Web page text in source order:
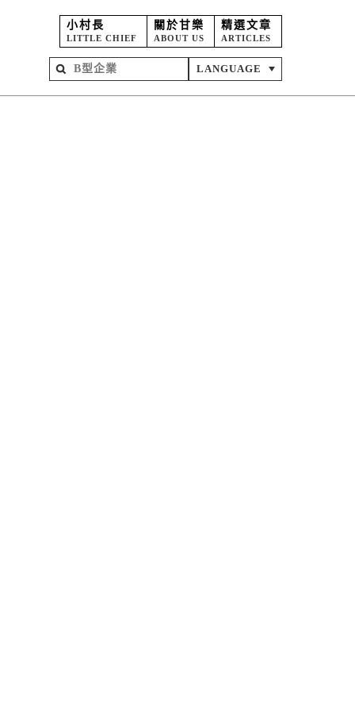
小村長
LITTLE CHIEF
關於甘樂
ABOUT US
精選文章
ARTICLES
LANGUAGE